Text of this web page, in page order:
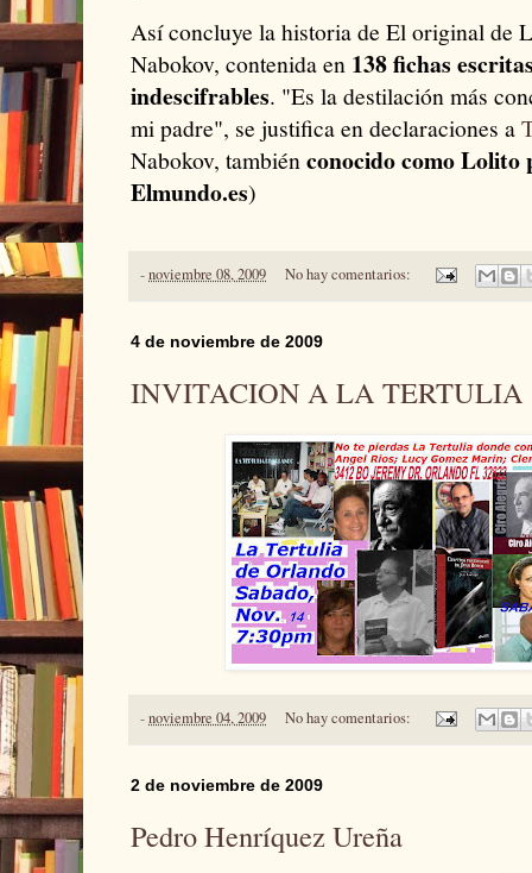
Así concluye la historia de El original de
Nabokov, contenida en 138 fichas
indescifrables. "Es la destilación más
mi padre", se justifica en declaraciones a
Nabokov, tambiénconocido como Lolito
Elmundo.es)
-noviembre 08, 2009 No hay comentarios:
4 de noviembre de 2009
INVITACION A LA TERTULIA
-noviembre 04, 2009 No hay comentarios:
2 de noviembre de 2009
Pedro Henríquez Ureña